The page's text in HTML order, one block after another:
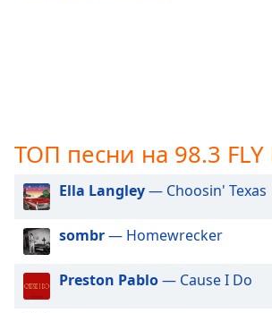
subtitles
selected
Audio
Track
Picture-
in-
Picture
ТОП песни на 98.3 FLY
Ella Langley— Choosin' Texas
sombr— Homewrecker
Preston Pablo— Cause I Do